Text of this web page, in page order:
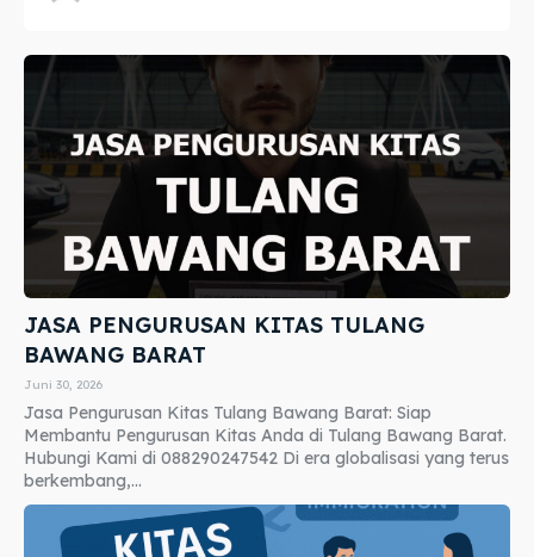
JASA PENGURUSAN KITAS TULANG
BAWANG BARAT
Juni 30, 2026
Jasa Pengurusan Kitas Tulang Bawang Barat: Siap
Membantu Pengurusan Kitas Anda di Tulang Bawang Barat.
Hubungi Kami di 088290247542 Di era globalisasi yang terus
berkembang,...